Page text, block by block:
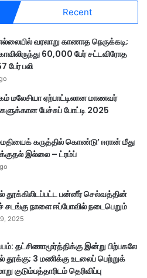
Recent
வரலாறு காணாத நெருக்கடி;
60,000 பேர் சட்டவிரோத
பேர் பலி
மலேசியா ஏற்பாட்டிலான மாணவர்
பேச்சுப் போட்டி 2025
கருத்தில் கொண்டு’ ஈரான் மீது
இல்லை – ட்ரம்ப்
தூக்கிலிடப்பட்ட பன்னீர் செல்வத்தின்
சடங்கு நாளை ஈப்போவில் நடைபெறும்
2025
தட்சிணாமூர்த்திக்கு இன்று பிற்பகலே
தூக்கு; 3 மணிக்கு உடலைப் பெற்றுக்
குடும்பத்தாரிடம் தெரிவிப்பு